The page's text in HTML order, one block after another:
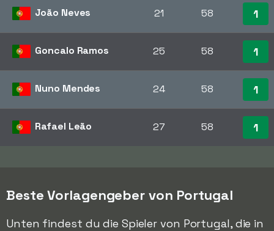
João Neves 21 58 1
Goncalo Ramos 25 58 1
Nuno Mendes 24 58 1
Rafael Leão 27 58 1
Beste Vorlagengeber von Portugal
Unten findest du die Spieler von Portugal, die in